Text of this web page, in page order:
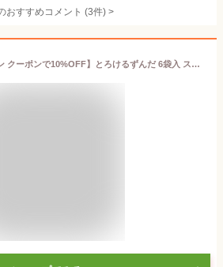
おすすめコメント (3件) >
【お買い物マラソン クーポンで10%OFF】とろけるずんだ 6袋入 スイーツ お菓子 洋菓子 焼き菓子 和菓子 お饅頭 お餅 詰め合わせ ご褒美 誕生日 お祝い 贈答 御礼 内祝 お返し プレゼント ギフト 手土産